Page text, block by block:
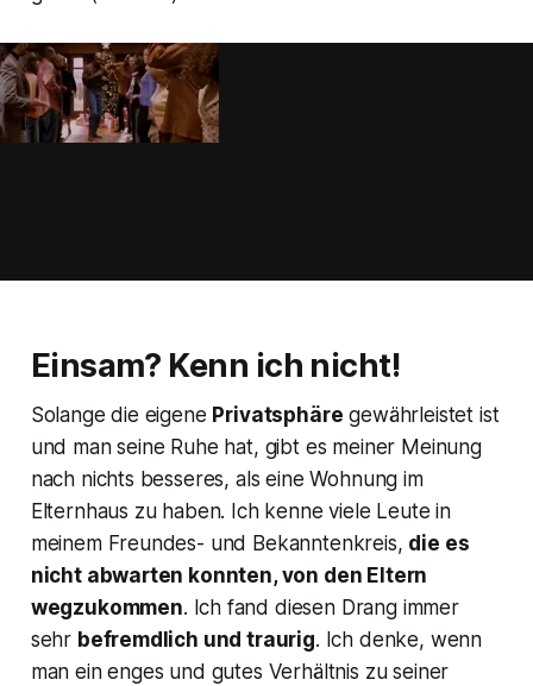
Einsam? Kenn ich nicht!
Solange die eigene Privatsphäre gewährleistet ist
und man seine Ruhe hat, gibt es meiner Meinung
nach nichts besseres, als eine Wohnung im
Elternhaus zu haben. Ich kenne viele Leute in
meinem Freundes- und Bekanntenkreis, die es
nicht abwarten konnten, von den Eltern
wegzukommen. Ich fand diesen Drang immer
sehr befremdlich und traurig. Ich denke, wenn
man ein enges und gutes Verhältnis zu seiner